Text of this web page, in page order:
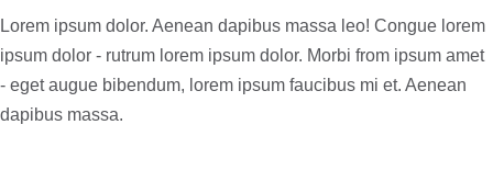
Lorem ipsum dolor. Aenean dapibus massa leo! Congue lorem
ipsum dolor - rutrum lorem ipsum dolor. Morbi from ipsum amet
- eget augue bibendum, lorem ipsum faucibus mi et. Aenean
dapibus massa.